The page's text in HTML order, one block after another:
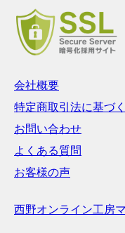
会社概要
特定商取引法に基づ
お問い合わせ
よくある質問
お客様の声
西野オンライン工房